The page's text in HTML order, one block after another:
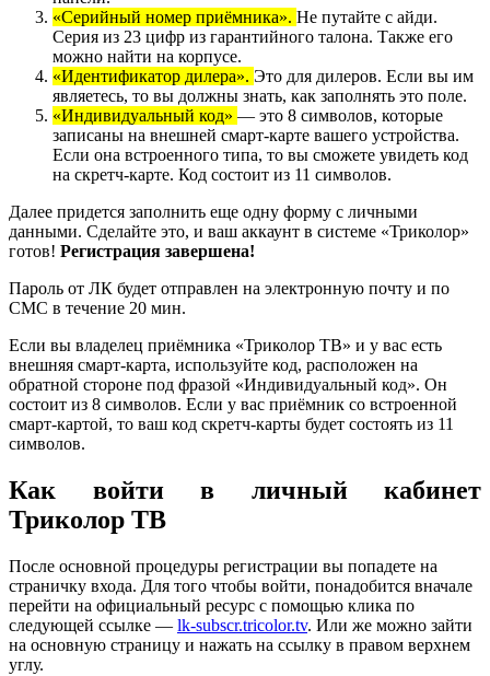
«Серийный номер приёмника». Не путайте с айди.
Серия из 23 цифр из гарантийного талона. Также его
можно найти на корпусе.
«Идентификатор дилера». Это для дилеров. Если вы им
являетесь, то вы должны знать, как заполнять это поле.
«Индивидуальный код» — это 8 символов, которые
записаны на внешней смарт-карте вашего устройства.
Если она встроенного типа, то вы сможете увидеть код
на скретч-карте. Код состоит из 11 символов.
Далее придется заполнить еще одну форму с личными
данными. Сделайте это, и ваш аккаунт в системе «Триколор»
готов! Регистрация завершена!
Пароль от ЛК будет отправлен на электронную почту и по
СМС в течение 20 мин.
Если вы владелец приёмника «Триколор ТВ» и у вас есть
внешняя смарт-карта, используйте код, расположен на
обратной стороне под фразой «Индивидуальный код». Он
состоит из 8 символов. Если у вас приёмник со встроенной
смарт-картой, то ваш код скретч-карты будет состоять из 11
символов.
Как войти в личный кабинет
Триколор ТВ
После основной процедуры регистрации вы попадете на
страничку входа. Для того чтобы войти, понадобится вначале
перейти на официальный ресурс с помощью клика по
следующей ссылке — lk-subscr.tricolor.tv. Или же можно зайти
на основную страницу и нажать на ссылку в правом верхнем
углу.